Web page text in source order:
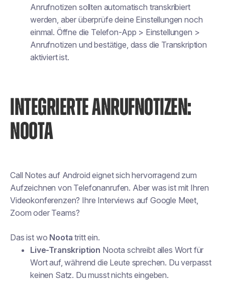
Anrufnotizen sollten automatisch transkribiert
werden, aber überprüfe deine Einstellungen noch
einmal. Öffne die Telefon-App > Einstellungen >
Anrufnotizen und bestätige, dass die Transkription
aktiviert ist.
INTEGRIERTE ANRUFNOTIZEN:
NOOTA
Call Notes auf Android eignet sich hervorragend zum
Aufzeichnen von Telefonanrufen. Aber was ist mit Ihren
Videokonferenzen? Ihre Interviews auf Google Meet,
Zoom oder Teams?
Das ist wo Noota tritt ein.
Live-Transkription Noota schreibt alles Wort für
Wort auf, während die Leute sprechen. Du verpasst
keinen Satz. Du musst nichts eingeben.